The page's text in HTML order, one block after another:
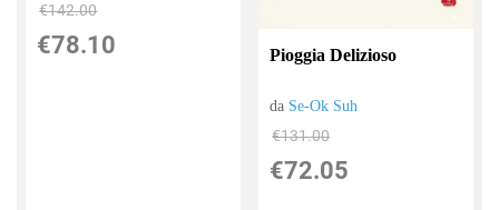
€142.00
€78.10 Pioggia Delizioso
da Se-Ok Suh
€131.00
€72.05